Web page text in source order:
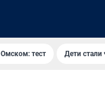
тест Дети стали